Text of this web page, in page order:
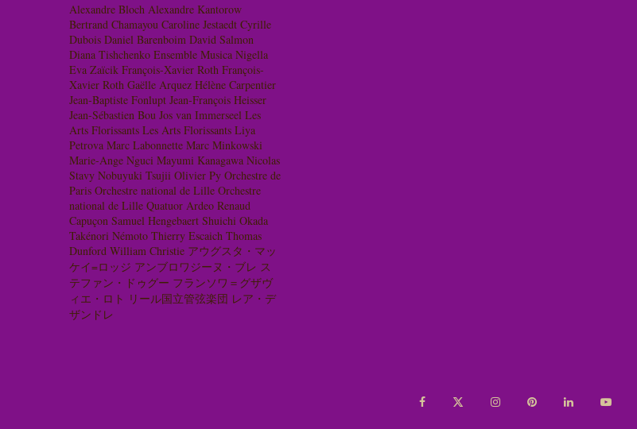
Alexandre Bloch Alexandre Kantorow
Bertrand Chamayou Caroline Jestaedt Cyrille
Dubois Daniel Barenboim David Salmon
Diana Tishchenko Ensemble Musica Nigella
Eva Zaïcik François-Xavier Roth François-
Xavier Roth Gaëlle Arquez Hélène Carpentier
Jean-Baptiste Fonlupt Jean-François Heisser
Jean-Sébastien Bou Jos van Immerseel Les
Arts Florissants Les Arts Florissants Liya
Petrova Marc Labonnette Marc Minkowski
Marie-Ange Nguci Mayumi Kanagawa Nicolas
Stavy Nobuyuki Tsujii Olivier Py Orchestre de
Paris Orchestre national de Lille Orchestre
national de Lille Quatuor Ardeo Renaud
Capuçon Samuel Hengebaert Shuichi Okada
Takénori Némoto Thierry Escaich Thomas
Dunford William Christie アウグスタ・マッ
ケイ=ロッジ アンブロワジーヌ・ブレ ス
テファン・ドゥグー フランソワ＝グザヴ
ィエ・ロト リール国立管弦楽団 レア・デ
ザンドレ